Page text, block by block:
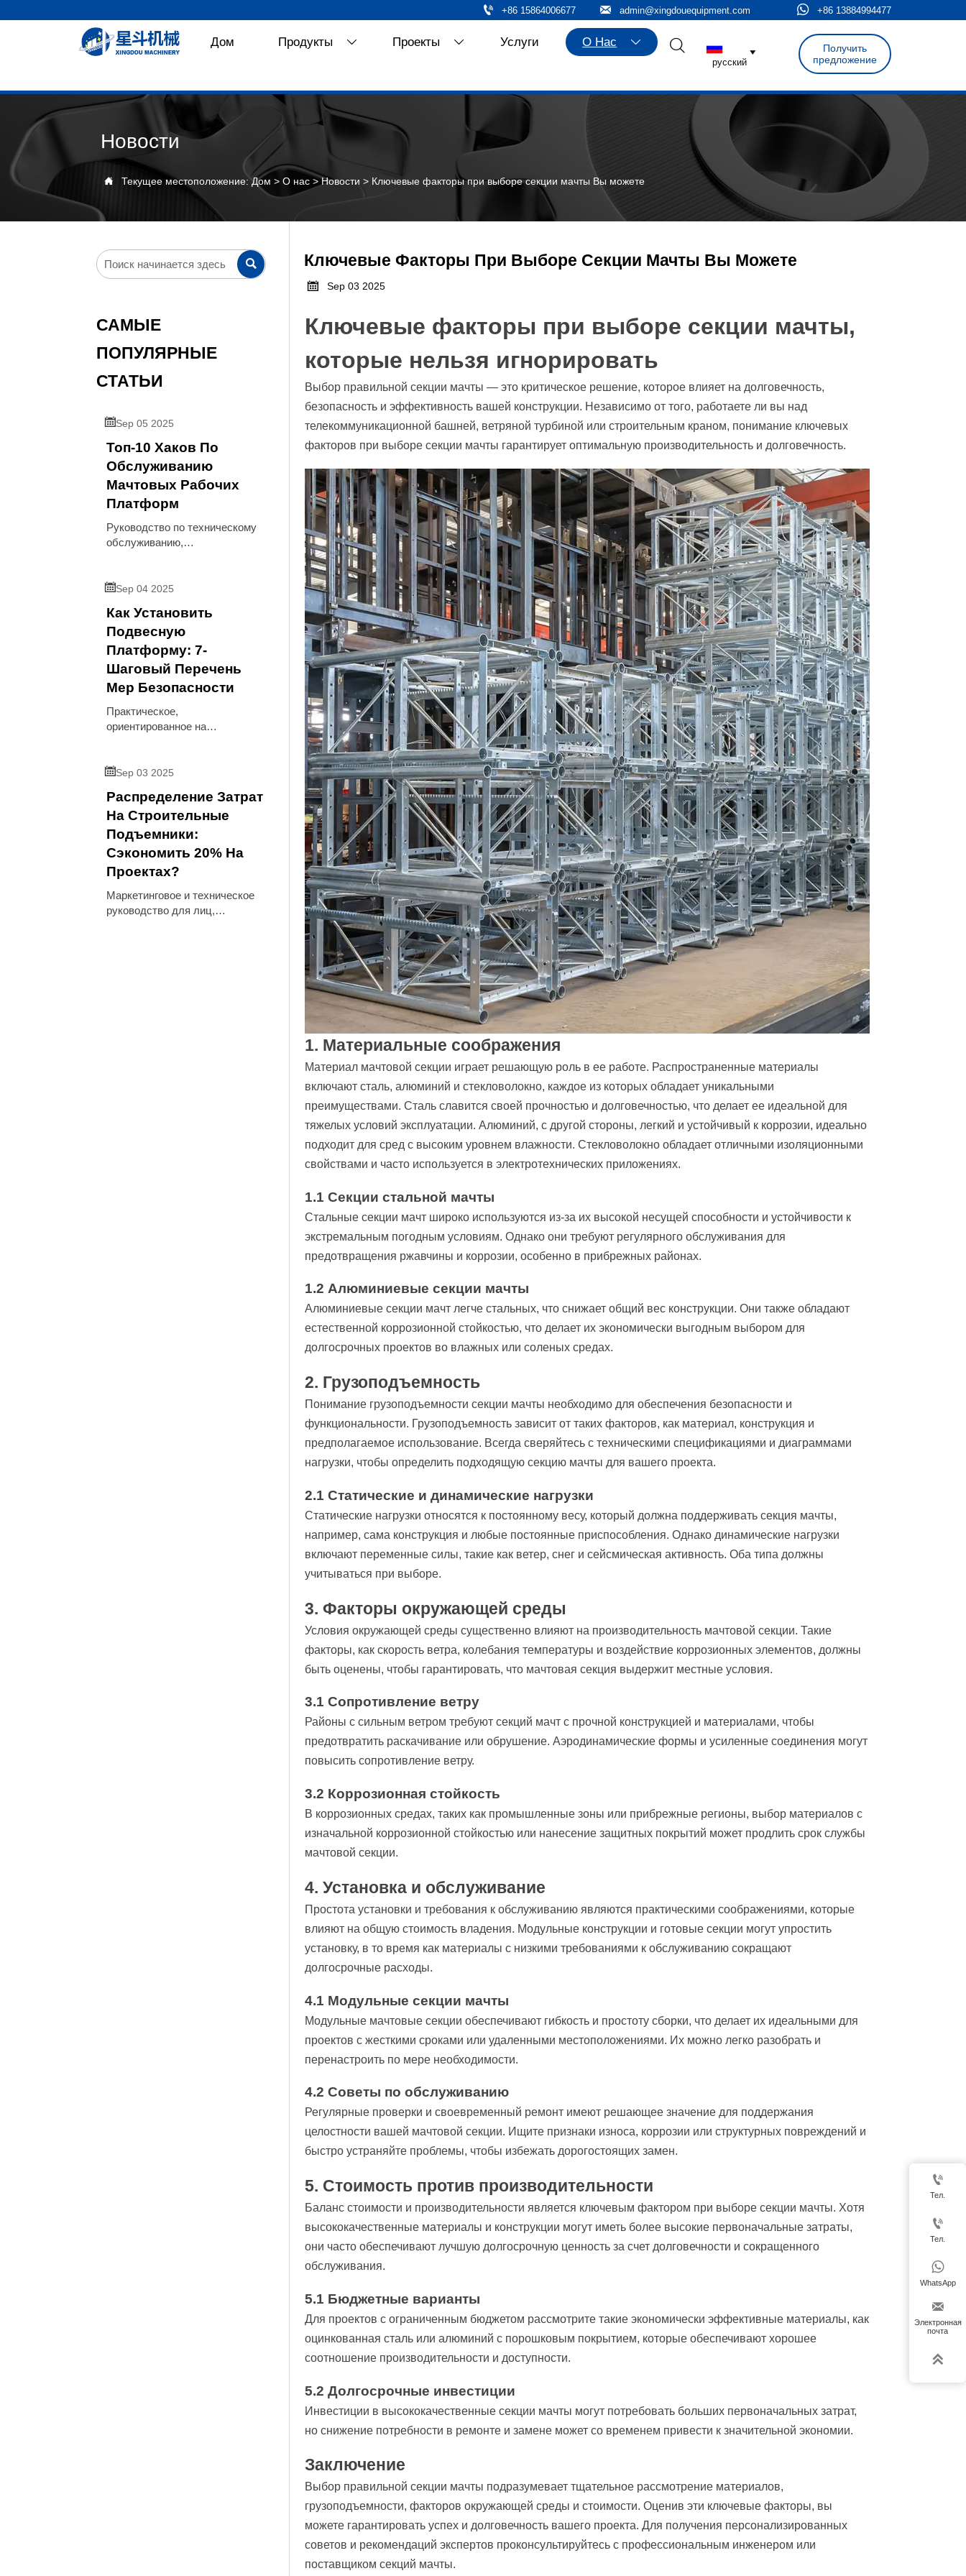
 +86 15864006677  admin@xingdouequipment.com  +86 13884994477
Дом Продукты  Проекты  Услуги О Нас  
русский

Получить
предложение
Новости
 Текущее местоположение:Дом >О нас >Новости > Ключевые факторы при выборе секции мачты Вы можете

САМЫЕ
ПОПУЛЯРНЫЕ
СТАТЬИ
Sep 05 2025
Топ-10 Хаков По
Обслуживанию
Мачтовых Рабочих
Платформ
Руководство по техническому
обслуживанию,
лучших способов повышения
подъемных рабочих платформ,
обеспечения соответствия и
контроля затрат, а также
технические рекомендации,
ссылки на стандарты и
реальные примеры,
подчеркивающие
преимущества упреждающего
Sep 04 2025
Как Установить
Подвесную
Платформу: 7-
Шаговый Перечень
Мер Безопасности
Практическое,
ориентированное на
установить подвесную
контрольным списком
безопасности, ссылками на
стандарты, соображениями по
закупкам, интеграцией
Sep 03 2025
Распределение Затрат
На Строительные
Подъемники:
Сэкономить 20% На
Проектах?
Маркетинговое и техническое
руководство для лиц,
Ключевые Факторы При Выборе Секции Мачты Вы Можете
 Sep 03 2025
Ключевые факторы при выборе секции мачты,
которые нельзя игнорировать
Выбор правильной секции мачты — это критическое решение, которое влияет на долговечность,
безопасность и эффективность вашей конструкции. Независимо от того, работаете ли вы над
телекоммуникационной башней, ветряной турбиной или строительным краном, понимание ключевых
факторов при выборе секции мачты гарантирует оптимальную производительность и долговечность.
1. Материальные соображения
Материал мачтовой секции играет решающую роль в ее работе. Распространенные материалы
включают сталь, алюминий и стекловолокно, каждое из которых обладает уникальными
преимуществами. Сталь славится своей прочностью и долговечностью, что делает ее идеальной для
тяжелых условий эксплуатации. Алюминий, с другой стороны, легкий и устойчивый к коррозии, идеально
подходит для сред с высоким уровнем влажности. Стекловолокно обладает отличными изоляционными
свойствами и часто используется в электротехнических приложениях.
1.1 Секции стальной мачты
Стальные секции мачт широко используются из-за их высокой несущей способности и устойчивости к
экстремальным погодным условиям. Однако они требуют регулярного обслуживания для
предотвращения ржавчины и коррозии, особенно в прибрежных районах.
1.2 Алюминиевые секции мачты
Алюминиевые секции мачт легче стальных, что снижает общий вес конструкции. Они также обладают
естественной коррозионной стойкостью, что делает их экономически выгодным выбором для
долгосрочных проектов во влажных или соленых средах.
2. Грузоподъемность
Понимание грузоподъемности секции мачты необходимо для обеспечения безопасности и
функциональности. Грузоподъемность зависит от таких факторов, как материал, конструкция и
предполагаемое использование. Всегда сверяйтесь с техническими спецификациями и диаграммами
нагрузки, чтобы определить подходящую секцию мачты для вашего проекта.
2.1 Статические и динамические нагрузки
Статические нагрузки относятся к постоянному весу, который должна поддерживать секция мачты,
например, сама конструкция и любые постоянные приспособления. Однако динамические нагрузки
включают переменные силы, такие как ветер, снег и сейсмическая активность. Оба типа должны
учитываться при выборе.
3. Факторы окружающей среды
Условия окружающей среды существенно влияют на производительность мачтовой секции. Такие
факторы, как скорость ветра, колебания температуры и воздействие коррозионных элементов, должны
быть оценены, чтобы гарантировать, что мачтовая секция выдержит местные условия.
3.1 Сопротивление ветру
Районы с сильным ветром требуют секций мачт с прочной конструкцией и материалами, чтобы
предотвратить раскачивание или обрушение. Аэродинамические формы и усиленные соединения могут
повысить сопротивление ветру.
3.2 Коррозионная стойкость
В коррозионных средах, таких как промышленные зоны или прибрежные регионы, выбор материалов с
изначальной коррозионной стойкостью или нанесение защитных покрытий может продлить срок службы
мачтовой секции.
4. Установка и обслуживание
Простота установки и требования к обслуживанию являются практическими соображениями, которые
влияют на общую стоимость владения. Модульные конструкции и готовые секции могут упростить
установку, в то время как материалы с низкими требованиями к обслуживанию сокращают
долгосрочные расходы.
4.1 Модульные секции мачты
Модульные мачтовые секции обеспечивают гибкость и простоту сборки, что делает их идеальными для
проектов с жесткими сроками или удаленными местоположениями. Их можно легко разобрать и
перенастроить по мере необходимости.
4.2 Советы по обслуживанию
Регулярные проверки и своевременный ремонт имеют решающее значение для поддержания
целостности вашей мачтовой секции. Ищите признаки износа, коррозии или структурных повреждений и
быстро устраняйте проблемы, чтобы избежать дорогостоящих замен.
5. Стоимость против производительности
Баланс стоимости и производительности является ключевым фактором при выборе секции мачты. Хотя
высококачественные материалы и конструкции могут иметь более высокие первоначальные затраты,
они часто обеспечивают лучшую долгосрочную ценность за счет долговечности и сокращенного
обслуживания.
5.1 Бюджетные варианты
Для проектов с ограниченным бюджетом рассмотрите такие экономически эффективные материалы, как
оцинкованная сталь или алюминий с порошковым покрытием, которые обеспечивают хорошее
соотношение производительности и доступности.
5.2 Долгосрочные инвестиции
Инвестиции в высококачественные секции мачты могут потребовать больших первоначальных затрат,
но снижение потребности в ремонте и замене может со временем привести к значительной экономии.
Заключение
Выбор правильной секции мачты подразумевает тщательное рассмотрение материалов,
грузоподъемности, факторов окружающей среды и стоимости. Оценив эти ключевые факторы, вы
можете гарантировать успех и долговечность вашего проекта. Для получения персонализированных
советов и рекомендаций экспертов проконсультируйтесь с профессиональным инженером или
поставщиком секций мачты.

Тел.

Тел.

WhatsApp

Электронная
почта
